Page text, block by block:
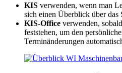
KIS verwenden, wenn man
sich einen Überblick über das
KIS-Office verwenden,
feststehen, um den
Terminänderungen